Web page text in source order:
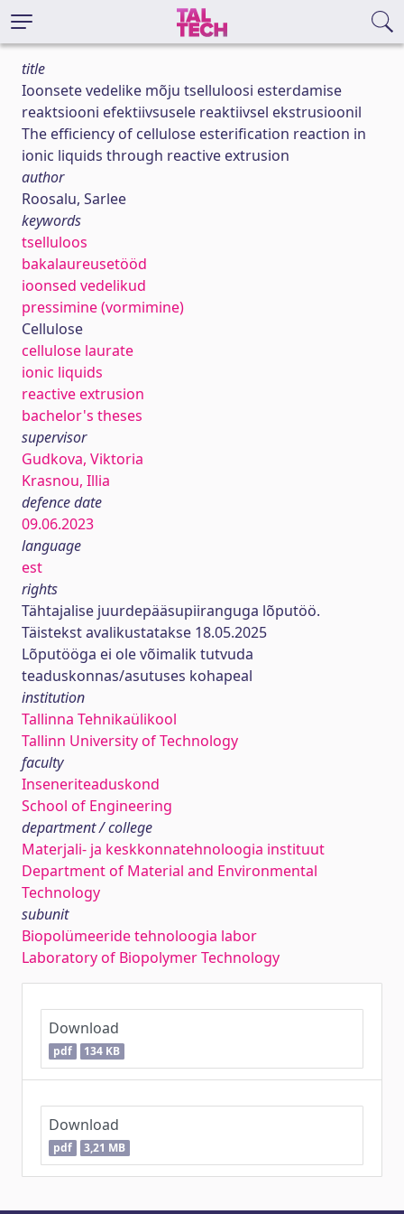
title
Ioonsete vedelike mõju tselluloosi esterdamise
reaktsiooni efektiivsusele reaktiivsel ekstrusioonil
The efficiency of cellulose esterification reaction in
ionic liquids through reactive extrusion
author
Roosalu, Sarlee
keywords
tselluloos
bakalaureusetööd
ioonsed vedelikud
pressimine (vormimine)
Cellulose
cellulose laurate
ionic liquids
reactive extrusion
bachelor's theses
supervisor
Gudkova, Viktoria
Krasnou, Illia
defence date
09.06.2023
language
est
rights
Tähtajalise juurdepääsupiiranguga lõputöö.
Täistekst avalikustatakse 18.05.2025
Lõputööga ei ole võimalik tutvuda
teaduskonnas/asutuses kohapeal
institution
Tallinna Tehnikaülikool
Tallinn University of Technology
faculty
Inseneriteaduskond
School of Engineering
department / college
Materjali- ja keskkonnatehnoloogia instituut
Department of Material and Environmental
Technology
subunit
Biopolümeeride tehnoloogia labor
Laboratory of Biopolymer Technology
Download
pdf 134 KB
Download
pdf 3,21 MB